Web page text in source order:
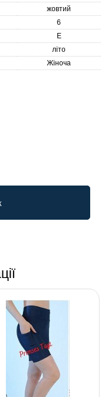
жовтий
6
E
літо
Жіноча